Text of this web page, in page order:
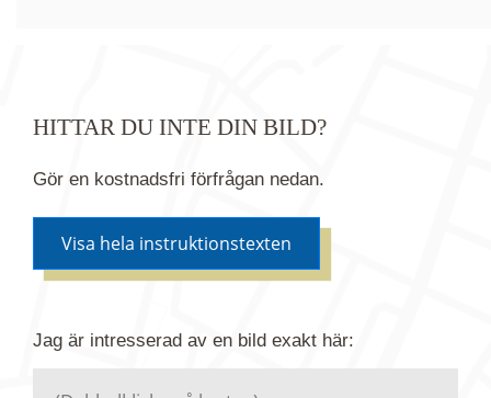
HITTAR DU INTE DIN BILD?
Gör en kostnadsfri förfrågan nedan.
Visa hela instruktionstexten
Jag är intresserad av en bild exakt här: